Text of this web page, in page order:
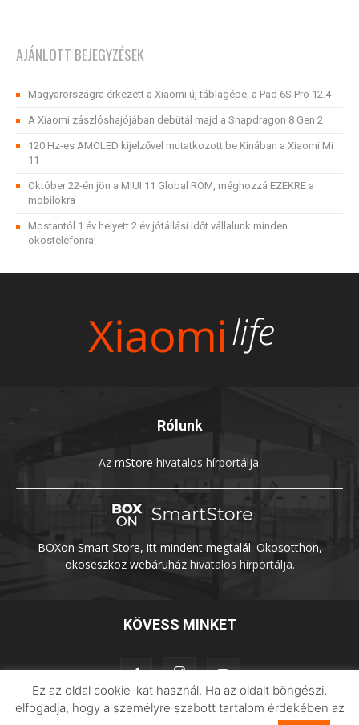
AJÁNLOTT BEJEGYZÉSEK
Magyarországra érkezett a Xiaomi új táblagépe, a Pad 6S Pro 12.4
A Xiaomi zászlóshajójában debütál majd a Snapdragon 8 Gen 2
120 Hz-es AMOLED kijelzővel mutatkozott be Kínában a Xiaomi Mi
11
Október 22-én jön a MIUI 11 Global ROM, méghozzá EZEKRE a
mobilokra
Mostantól 1 év helyett 2 év jótállási időt vállalunk minden
okostelefonra!
Rólunk
Az mStore hivatalos hírportálja.
BOXon Smart Store, itt mindent megtalál. Okosotthon,
okoseszköz webáruházhivatalos hírportálja.
KÖVESS MINKET
Ez az oldal cookie-kat használ. Ha az oldalt böngészi,
elfogadja, hogy a személyre szabott tartalom érdekében az